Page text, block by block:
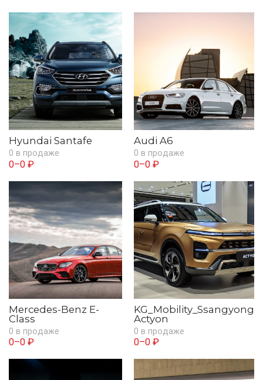
Hyundai Santafe
0 в продаже
0–0 ₽
Audi A6
0 в продаже
0–0 ₽
Mercedes-Benz E-
Class
0 в продаже
0–0 ₽
KG_Mobility_Ssangyong
Actyon
0 в продаже
0–0 ₽